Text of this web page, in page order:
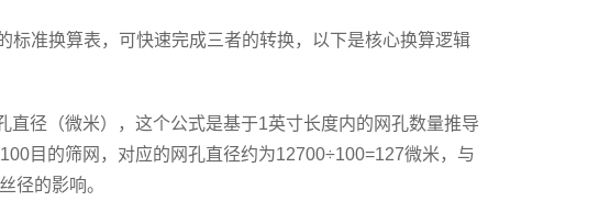
标准换算表，可快速完成三者的转换，以下是核心换算逻辑
径（微米），这个公式是基于1英寸长度内的网孔数量推导
目的筛网，对应的网孔直径约为12700÷100=127微米，与
径的影响。